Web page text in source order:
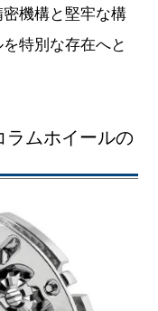
機構と堅牢な構
特別な存在へと
ムホイールの